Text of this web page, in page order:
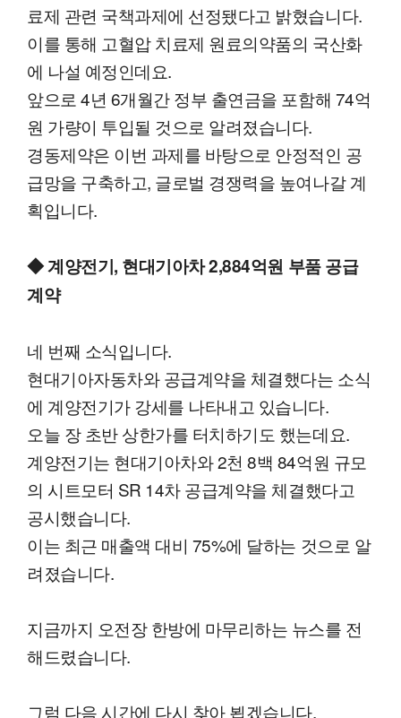
료제 관련 국책과제에 선정됐다고 밝혔습니다.
이를 통해 고혈압 치료제 원료의약품의 국산화
에 나설 예정인데요.
앞으로 4년 6개월간 정부 출연금을 포함해 74억
원 가량이 투입될 것으로 알려졌습니다.
경동제약은 이번 과제를 바탕으로 안정적인 공
급망을 구축하고, 글로벌 경쟁력을 높여나갈 계
획입니다.
◆ 계양전기, 현대기아차 2,884억원 부품 공급
계약
네 번째 소식입니다.
현대기아자동차와 공급계약을 체결했다는 소식
에 계양전기가 강세를 나타내고 있습니다.
오늘 장 초반 상한가를 터치하기도 했는데요.
계양전기는 현대기아차와 2천 8백 84억원 규모
의 시트모터 SR 14차 공급계약을 체결했다고
공시했습니다.
이는 최근 매출액 대비 75%에 달하는 것으로 알
려졌습니다.
지금까지 오전장 한방에 마무리하는 뉴스를 전
해드렸습니다.
그럼 다음 시간에 다시 찾아 뵙겠습니다.